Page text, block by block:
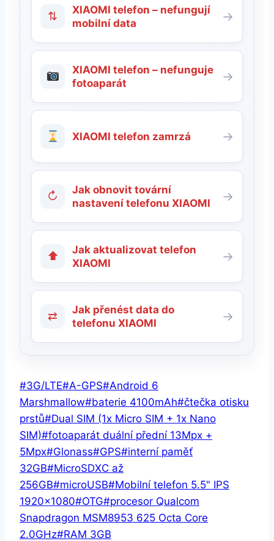
⇅
XIAOMI telefon – nefungují
mobilní data
→
XIAOMI telefon – nefunguje
fotoaparát
→
XIAOMI telefon zamrzá →
↻
Jak obnovit tovární
nastavení telefonu XIAOMI
→
⬆
Jak aktualizovat telefon
XIAOMI
→
⇄
Jak přenést data do
telefonu XIAOMI
→
Štítky
příspěvků:
#3G/LTE#A-GPS#Android 6
Marshmallow#baterie 4100mAh#čtečka otisku
prstů#Dual SIM (1x Micro SIM + 1x Nano
SIM)#fotoaparát duální přední 13Mpx +
5Mpx#Glonass#GPS#interní paměť
32GB#MicroSDXC až
256GB#microUSB#Mobilní telefon 5.5" IPS
1920x1080#OTG#procesor Qualcom
Snapdragon MSM8953 625 Octa Core
2.0GHz#RAM 3GB